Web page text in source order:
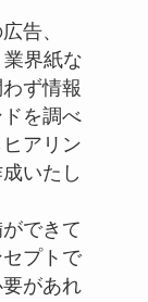
広告、
界紙な
ず情報
を調べ
アリン
いたし
できて
プトで
があれ